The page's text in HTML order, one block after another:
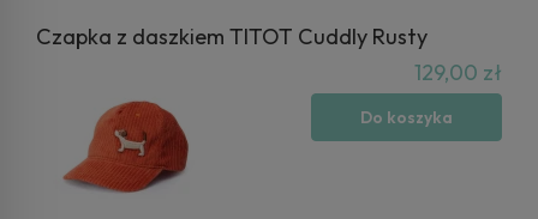
Czapka z daszkiem TITOT Cuddly Rusty
129,00 zł
Do koszyka